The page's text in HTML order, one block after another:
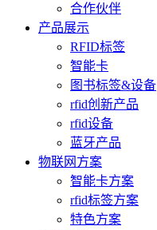
合作伙伴
产品展示
RFID标签
智能卡
图书标签&设备
rfid创新产品
rfid设备
蓝牙产品
物联网方案
智能卡方案
rfid标签方案
特色方案